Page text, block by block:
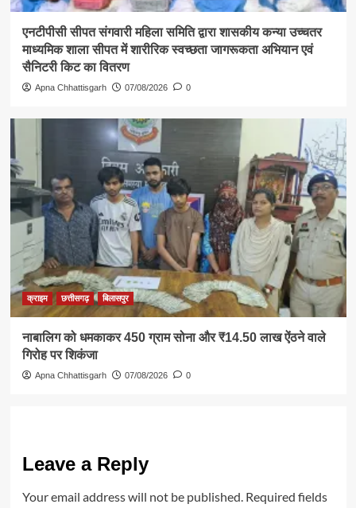
एनटीपीसी सीपत संगवारी महिला समिति द्वारा शासकीय कन्या उच्चतर
माध्यमिक शाला सीपत में शारीरिक स्वच्छता जागरूकता अभियान एवं
सैनिटरी किट का वितरण
Apna Chhattisgarh 07/08/2026 0
क्राइम छत्तीसगढ़ बिलासपुर
नाबालिग को धमकाकर 450 ग्राम सोना और ₹14.50 लाख ऐंठने वाले
गिरोह पर शिकंजा
Apna Chhattisgarh 07/08/2026 0
Leave a Reply
Your email address will not be published. Required fields